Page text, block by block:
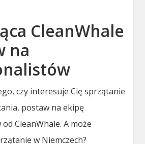
CleanWhale
na
czy interesuje Cię sprzątanie
postaw na ekipę
CleanWhale. A może
w Niemczech?